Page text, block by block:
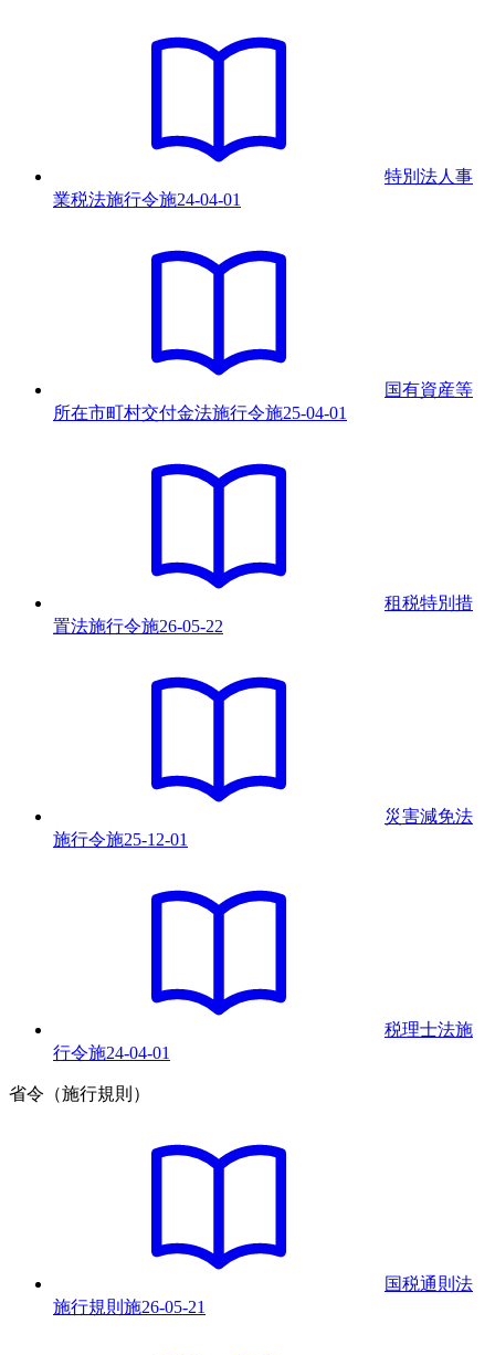
特別法人事
業税法施行令施24-04-01
国有資産等
所在市町村交付金法施行令施25-04-01
租税特別措
置法施行令施26-05-22
災害減免法
施行令施25-12-01
税理士法施
行令施24-04-01
省令（施行規則）
国税通則法
施行規則 施26-05-21